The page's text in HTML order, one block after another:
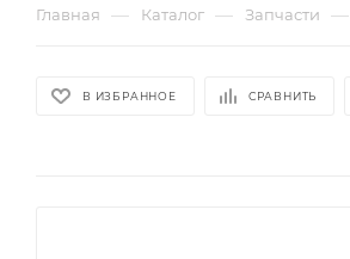
Главная — Каталог — Запчасти —
В ИЗБРАННОЕ СРАВНИТЬ